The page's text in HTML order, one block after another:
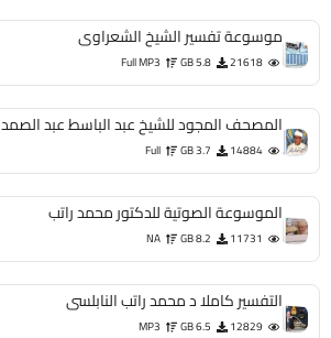
موسوعة تفسير الشيخ الشعراوى
21618
5.8 GB
Full MP3
المصحف المجود للشيخ عبد الباسط عبد الصمد
14884
3.7 GB
Full
الموسوعة الصوتية للدكتور محمد راتب
11731
8.2 GB
NA
التفسير كاملا د محمد راتب النابلسى
12829
6.5 GB
MP3